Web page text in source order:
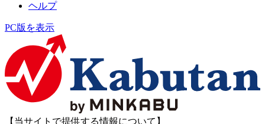
ヘルプ
PC版を表示
【当サイトで提供する情報について】